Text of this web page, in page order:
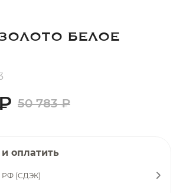
БЕЛОЕ
50 783 ₽
оплатить
РФ (СДЭК)
товар
способом
75% будут